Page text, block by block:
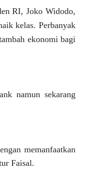
RI, Joko Widodo,
kelas. Perbanyak
ekonomi bagi
namun sekarang
memanfaatkan
Faisal.